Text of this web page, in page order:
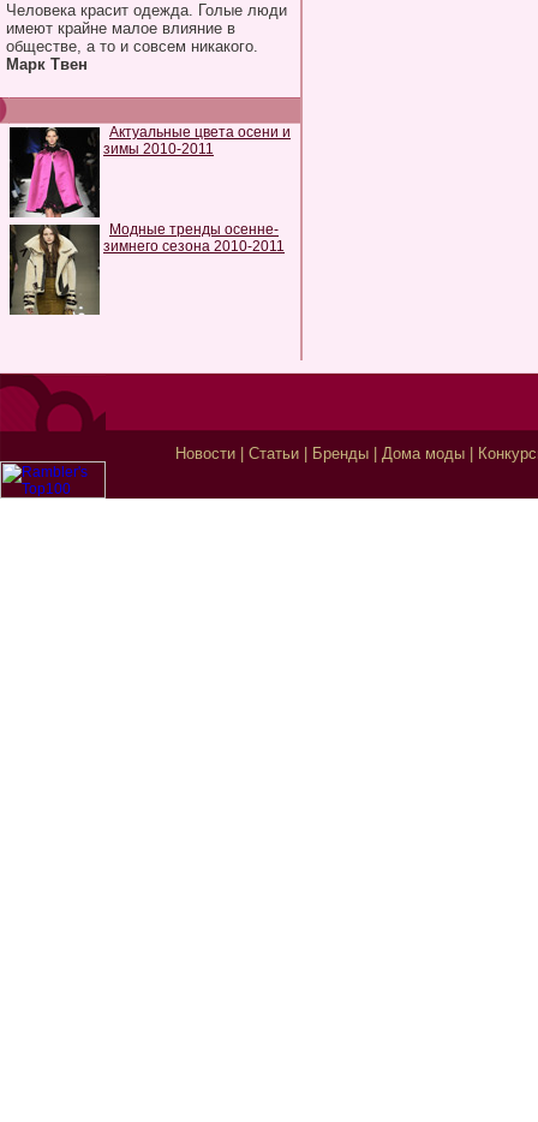
Человека красит одежда. Голые люди
имеют крайне малое влияние в
обществе, а то и совсем никакого.
Марк Твен
Актуальные цвета осени и
зимы 2010-2011
Модные тренды осенне-
зимнего сезона 2010-2011
Новости| Статьи| Бренды| Дома моды|